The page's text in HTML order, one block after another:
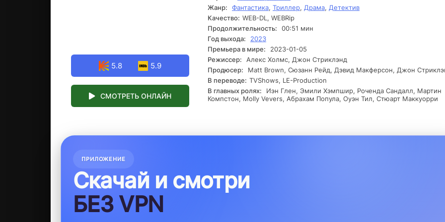
5.8 5.9
СМОТРЕТЬ ОНЛАЙН
авария может иметь более серьезные корни, чем кажется на первый
взгляд. В критический момент, когда опасность продолжает
один из рабочих делает тревожное открытие, которое может
всё.
Жанр:
Фантастика, Триллер, Драма, Детектив
Качество: WEB-DL, WEBRip
Продолжительность:
00:51 мин
Год выхода:
2023
Премьера в мире:
2023-01-05
Режиссер:
Алекс Холмс, Джон Стриклэнд
Продюсер:
Matt Brown, Сюзанн Рейд, Дэвид Макферсон, Джон
В переводе: TVShows, LE-Production
В главных ролях:
Иэн Глен, Эмили Хэмпшир, Роченда Сандалл, Мартин
Компстон, Molly Vevers, Абрахам Попула, Оуэн Тил, Стюарт Маккуорри
ПРИЛОЖЕНИЕ
Скачай и смотри
БЕЗ VPN